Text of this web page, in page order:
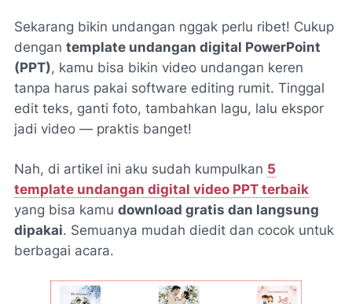
Sekarang bikin undangan nggak perlu ribet! Cukup
dengan template undangan digital PowerPoint
(PPT), kamu bisa bikin video undangan keren
tanpa harus pakai software editing rumit. Tinggal
edit teks, ganti foto, tambahkan lagu, lalu ekspor
jadi video — praktis banget!
Nah, di artikel ini aku sudah kumpulkan 5
template undangan digital video PPT terbaik
yang bisa kamu download gratis dan langsung
dipakai. Semuanya mudah diedit dan cocok untuk
berbagai acara.